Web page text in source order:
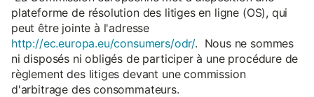
plateforme de résolution des litiges en ligne (OS), qui
peut être jointe à l'adresse
http://ec.europa.eu/consumers/odr/. Nous ne sommes
ni disposés ni obligés de participer à une procédure de
règlement des litiges devant une commission
d'arbitrage des consommateurs.